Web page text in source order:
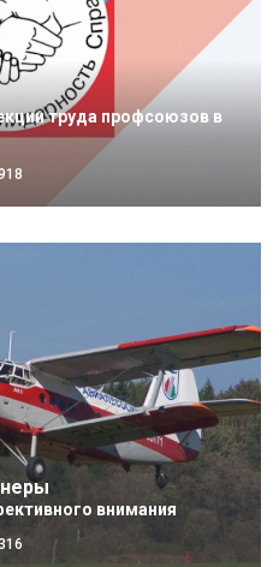
труда профсоюзов в
внимания